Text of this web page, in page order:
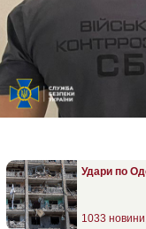
Удари по
1033 новини